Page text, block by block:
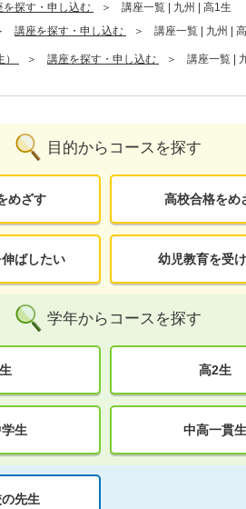
を探す・申し込む
講座一覧 | 九州 | 高1生
講座を探す・申し込む 講座一覧 | 九州 |
講座を探す・申し込む 講座一覧 |
目的からコースを探す
めざす 高校合格をめ
ばしたい 幼児教育を受
学年からコースを探す
高2生
生 中高一貫生
先生